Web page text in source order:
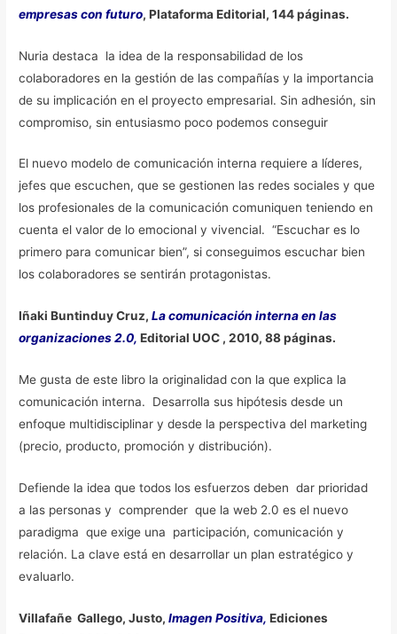
empresas con futuro, Plataforma Editorial, 144 páginas.
Nuria destaca la idea de la responsabilidad de los
colaboradores en la gestión de las compañías y la importancia
de su implicación en el proyecto empresarial. Sin adhesión, sin
compromiso, sin entusiasmo poco podemos conseguir
El nuevo modelo de comunicación interna requiere a líderes,
jefes que escuchen, que se gestionen las redes sociales y que
los profesionales de la comunicación comuniquen teniendo en
cuenta el valor de lo emocional y vivencial. “Escuchar es lo
primero para comunicar bien”, si conseguimos escuchar bien
los colaboradores se sentirán protagonistas.
Iñaki Buntinduy Cruz,La comunicación interna en las
organizaciones 2.0, Editorial UOC , 2010, 88 páginas.
Me gusta de este libro la originalidad con la que explica la
comunicación interna. Desarrolla sus hipótesis desde un
enfoque multidisciplinar y desde la perspectiva del marketing
(precio, producto, promoción y distribución).
Defiende la idea que todos los esfuerzos deben dar prioridad
a las personas y comprender que la web 2.0 es el nuevo
paradigma que exige una participación, comunicación y
relación. La clave está en desarrollar un plan estratégico y
evaluarlo.
Villafañe Gallego, Justo,Imagen Positiva, Ediciones